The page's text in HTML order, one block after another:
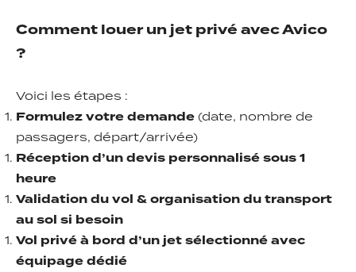
Comment louer un jet privé avec Avico
?
Voici les étapes :
Formulez votre demande (date, nombre de
passagers, départ/arrivée)
Réception d’un devis personnalisé sous 1
heure
Validation du vol & organisation du transport
au sol si besoin
Vol privé à bord d’un jet sélectionné avec
équipage dédié